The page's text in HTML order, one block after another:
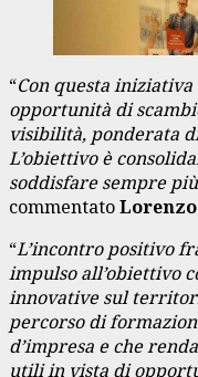
“Con questa
opportunità di
visibilità, ponderata
L’obiettivo è
soddisfare sempre
commentato
“L’incontro positivo
impulso all’obiettivo
innovative sul
percorso di
d’impresa e che
utili in vista di